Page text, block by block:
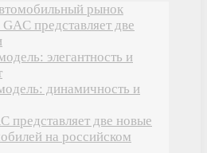
рынок
представляет две
элегантность и
динамичность и
представляет две новые
на российском